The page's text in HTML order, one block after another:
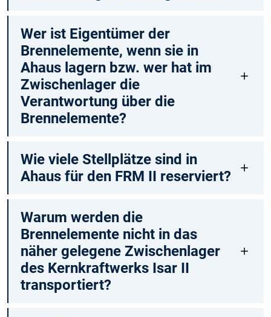
Wer ist Eigentümer der
Brennelemente, wenn sie in
Ahaus lagern bzw. wer hat im
Zwischenlager die
Verantwortung über die
Brennelemente?
Wie viele Stellplätze sind in
Ahaus für den FRM II reserviert?
Warum werden die
Brennelemente nicht in das
näher gelegene Zwischenlager
des Kernkraftwerks Isar II
transportiert?